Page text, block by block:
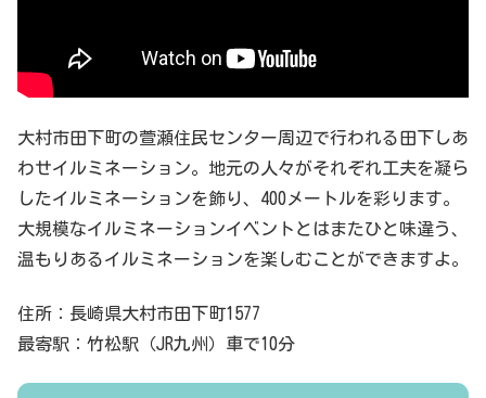
大村市田下町の萱瀬住民センター周辺で行われる田下しあ
わせイルミネーション。地元の人々がそれぞれ工夫を凝ら
したイルミネーションを飾り、400メートルを彩ります。
大規模なイルミネーションイベントとはまたひと味違う、
温もりあるイルミネーションを楽しむことができますよ。
住所：長崎県大村市田下町1577
最寄駅：竹松駅（JR九州）車で10分